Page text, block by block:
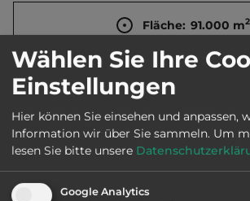
Fläche: 91.000 m2
Öffnungszeiten:
Telefon: 0036 84
Wählen Sie Ihre
Einstellungen
Hier können Sie einsehen und anpassen,
Information wir über Sie sammeln. Um
lesen Sie bitte unsere
Google Analytics